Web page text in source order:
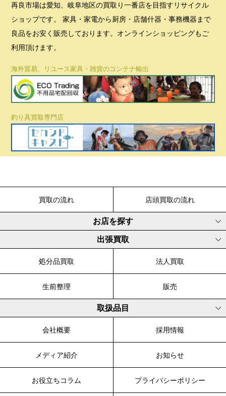
再良市場は愛知、岐阜地区の買取り一番店を目指すリサイクル
ショップです。 家具・家電から厨房・店舗什器・事務機器まで
良品をお安く販売しております。オンラインショッピングもご
利用頂けます。
海外貿易、リユース家具・雑貨のコンテナ輸出
釣り具買取専門店
買取の流れ 店頭買取の流れ
お店を探す
出張買取
処分品買取 法人買取
生前整理 販売
取扱品目
会社概要 採用情報
メディア紹介 お知らせ
お役立ちコラム プライバシーポリシー